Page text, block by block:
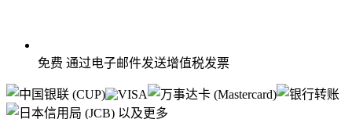
免费 通过电子邮件发送增值税发票
以及更多